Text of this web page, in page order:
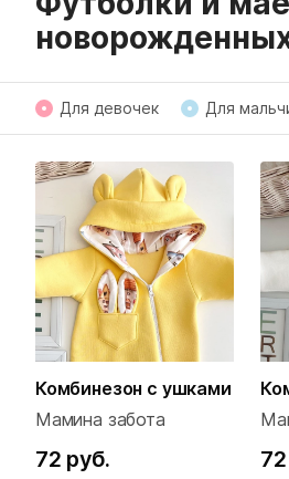
Для девочек Для
Комбинезон с ушками
Мамина забота
72 руб.